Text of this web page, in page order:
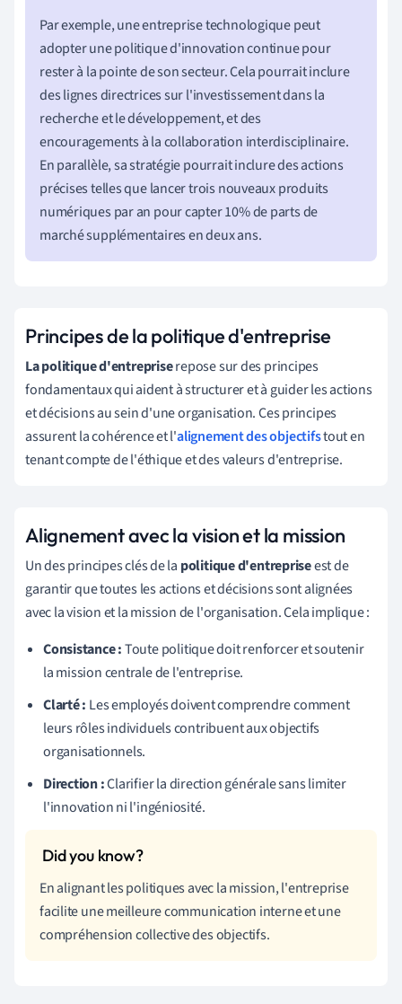
Par exemple, une entreprise technologique peut
adopter une politique d'innovation continue pour
rester à la pointe de son secteur. Cela pourrait inclure
des lignes directrices sur l'investissement dans la
recherche et le développement, et des
encouragements à la collaboration interdisciplinaire.
En parallèle, sa stratégie pourrait inclure des actions
précises telles que lancer trois nouveaux produits
numériques par an pour capter 10% de parts de
marché supplémentaires en deux ans.
Principes de la politique d'entreprise
La politique d'entrepriserepose sur des principes
fondamentaux qui aident à structurer et à guider les actions
et décisions au sein d'une organisation. Ces principes
assurent la cohérence et l'alignement des objectifstout en
tenant compte de l'éthique et des valeurs d'entreprise.
Alignement avec la vision et la mission
Un des principes clés de la politique d'entrepriseest de
garantir que toutes les actions et décisions sont alignées
avec la vision et la mission de l'organisation. Cela implique :
Consistance :Toute politique doit renforcer et soutenir
la mission centrale de l'entreprise.
Clarté : Les employés doivent comprendre comment
leurs rôles individuels contribuent aux objectifs
organisationnels.
Direction :Clarifier la direction générale sans limiter
l'innovation ni l'ingéniosité.
En alignant les politiques avec la mission, l'entreprise
facilite une meilleure communication interne et une
compréhension collective des objectifs.